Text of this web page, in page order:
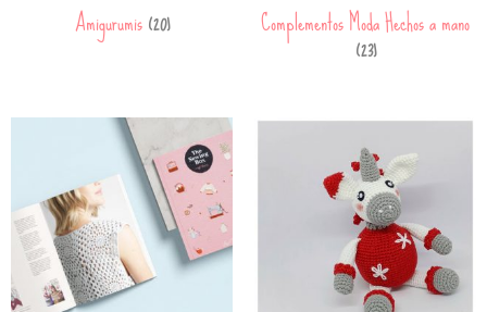
Amigurumis(20) Complementos Moda Hechos a mano
(23)